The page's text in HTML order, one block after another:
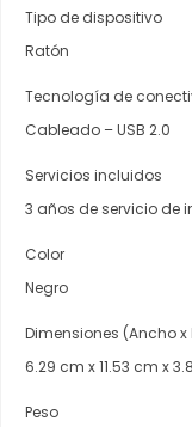
Tipo de dispositivo
Ratón
Tecnología de
Cableado – USB 2.0
Servicios incluidos
3 años de servicio de
Color
Negro
Dimensiones (Ancho
6.29 cm x 11.53 cm x
Peso